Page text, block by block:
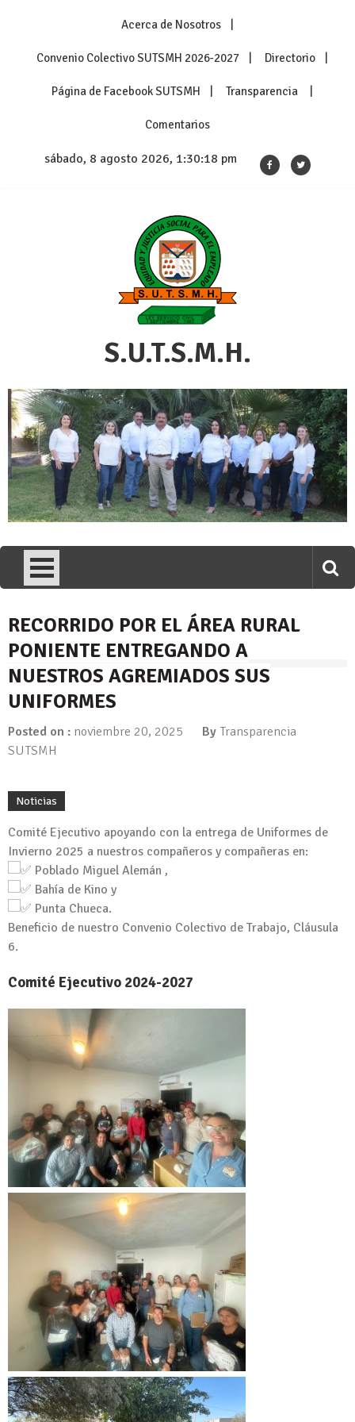
Acerca de Nosotros
Convenio Colectivo SUTSMH 2026-2027 Directorio
Página de Facebook SUTSMH Transparencia
Comentarios
sábado, 8 agosto 2026, 1:30:18 pm
S.U.T.S.M.H.
RECORRIDO POR EL ÁREA RURAL
PONIENTE ENTREGANDO A
NUESTROS AGREMIADOS SUS
UNIFORMES
Posted on : noviembre 20, 2025 By Transparencia
SUTSMH
Noticias
Comité Ejecutivo apoyando con la entrega de Uniformes de
Invierno 2025 a nuestros compañeros y compañeras en:
Poblado Miguel Alemán ,
Bahía de Kino y
Punta Chueca.
Beneficio de nuestro Convenio Colectivo de Trabajo, Cláusula
6.
Comité Ejecutivo 2024-2027